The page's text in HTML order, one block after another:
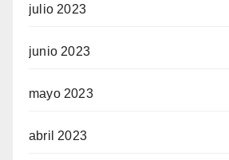
julio 2023
junio 2023
mayo 2023
abril 2023